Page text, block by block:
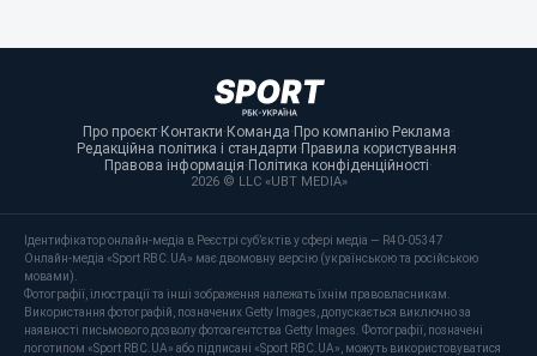
Про проєкт·Контакти·Команда·Про компанію·Реклама·
Редакційна політика і стандарти·Правила користування·
Правова інформація·Політика конфіденційності·
2026 © LLC «UBT MEDIA»
Ідентифікатор онлайн-медіа в Реєстрі суб’єктів у сфері медіа — R40-05347
Онлайн-медіа «Sport RBC.UA» має двомовну версію (українською та російською
мовами).
Фотографії, ілюстрації та інші зображення належать їхнім правовласникам.
Використання фотографій, позначених Getty Images, допускається виключно за
наявності письмового дозволу фотоагентства Getty Images. Фотографії, позначені
логотипом «Sport RBC.UA» або підписані «Sport RBC.UA», можуть використовуватися